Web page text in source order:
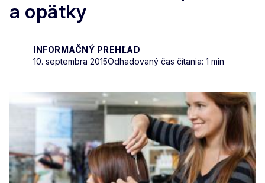
a opätky
INFORMAČNÝ PREHĽAD
10. septembra 2015Odhadovaný čas čítania: 1 min